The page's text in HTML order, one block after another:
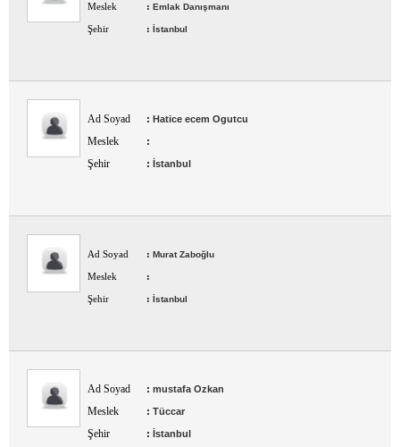
Meslek : Emlak Danışmanı
Şehir : İstanbul
Ad Soyad : Hatice ecem Ogutcu
Meslek
:
Şehir
: İstanbul
Ad Soyad : Murat Zaboğlu
Meslek :
Şehir : İstanbul
Ad Soyad : mustafa Ozkan
Meslek : Tüccar
Şehir : İstanbul